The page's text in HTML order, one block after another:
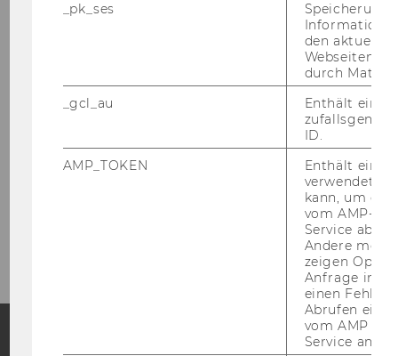
Projekte
_pk_ses
Speicherung
den aktuellen
durch
_gcl_au
Enthält eine
ID.
AMP_TOKEN
Enthält ein
verwendet
kann, um
vom AMP-
Service
Andere
zeigen Opt-
Anfrage im
einen Fehler
Abrufen
vom AMP
Service an.